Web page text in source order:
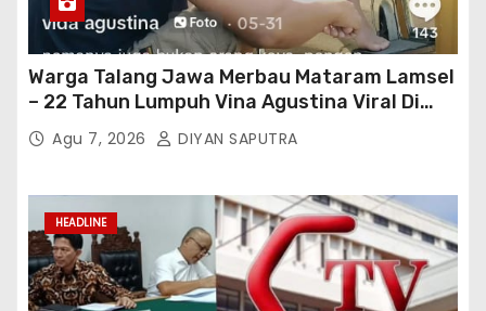
Warga Talang Jawa Merbau Mataram Lamsel
– 22 Tahun Lumpuh Vina Agustina Viral Di
Tiktok Inginkan Kursi Roda Listrik, Kepala
Perwakilan Provinsi Lampung Media
Bertindak
Agu 7, 2026 DIYAN SAPUTRA
HEADLINE